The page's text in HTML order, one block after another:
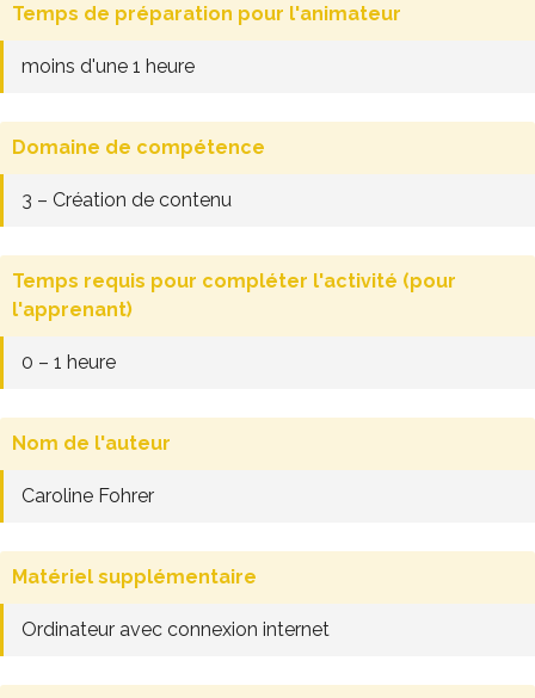
Temps de préparation pour l'animateur
moins d'une 1 heure
Domaine de compétence
3 – Création de contenu
Temps requis pour compléter l'activité (pour
l'apprenant)
0 – 1 heure
Nom de l'auteur
Caroline Fohrer
Matériel supplémentaire
Ordinateur avec connexion internet